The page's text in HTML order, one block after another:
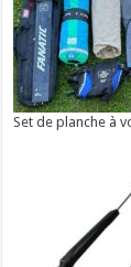
Set de planche à